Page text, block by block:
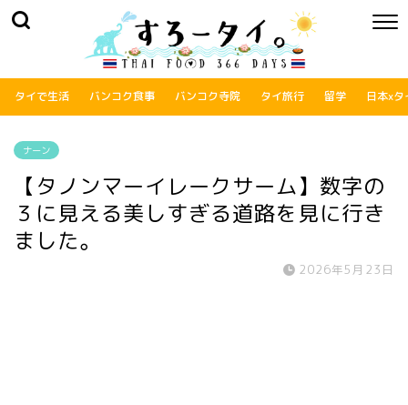
タイで生活 バンコク食事 バンコク寺院 タイ旅行 留学 日本xタ
ナーン
【タノンマーイレークサーム】数字の
３に見える美しすぎる道路を見に行き
ました。
2026年5月23日